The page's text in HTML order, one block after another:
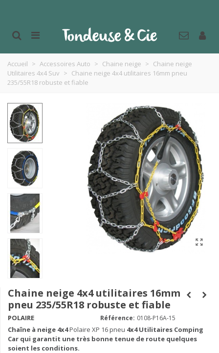
Accueil > Accessoires Auto > Chaine neige > Chaine neige
Utilitaires 4x4 Suv > Chaine neige 4x4 utilitaires 16mm pneu
235/55R18 robuste et fiable
Chaine neige 4x4 utilitaires 16mm
pneu 235/55R18 robuste et fiable
POLAIRE Référence: 0108-P16A-15
Chaîne à neige 4x4Polaire XP 16 pneu 4x4 Utilitaires Comping
Car qui garantit une très bonne tenue de route quelques
soient les conditions.